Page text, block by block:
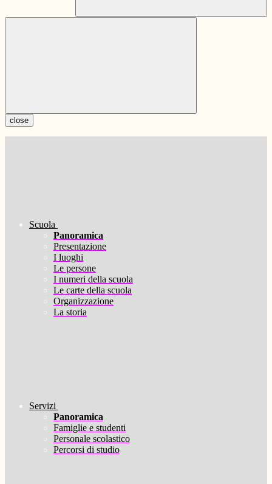
close
Scuola
Panoramica
Presentazione
I luoghi
Le persone
I numeri della scuola
Le carte della scuola
Organizzazione
La storia
Servizi
Panoramica
Famiglie e studenti
Personale scolastico
Percorsi di studio